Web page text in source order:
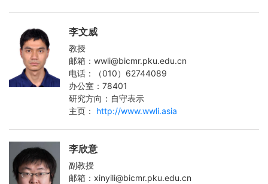
李文威
教授
邮箱：wwli@bicmr.pku.edu.cn
电话：（010）62744089
办公室：78401
研究方向：自守表示
主页：
http://www.wwli.asia
李欣意
副教授
邮箱：xinyili@bicmr.pku.edu.cn